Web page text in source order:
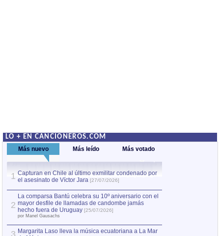
LO + EN CANCIONEROS.COM
Más nuevo Más leído Más votado
1 Capturan en Chile al último exmilitar condenado por
el asesinato de Víctor Jara [27/07/2026]
2
La comparsa Bantú celebra su 10º aniversario con el
mayor desfile de llamadas de candombe jamás
hecho fuera de Uruguay [25/07/2026]
por Manel Gausachs
3 Margarita Laso lleva la música ecuatoriana a La Mar